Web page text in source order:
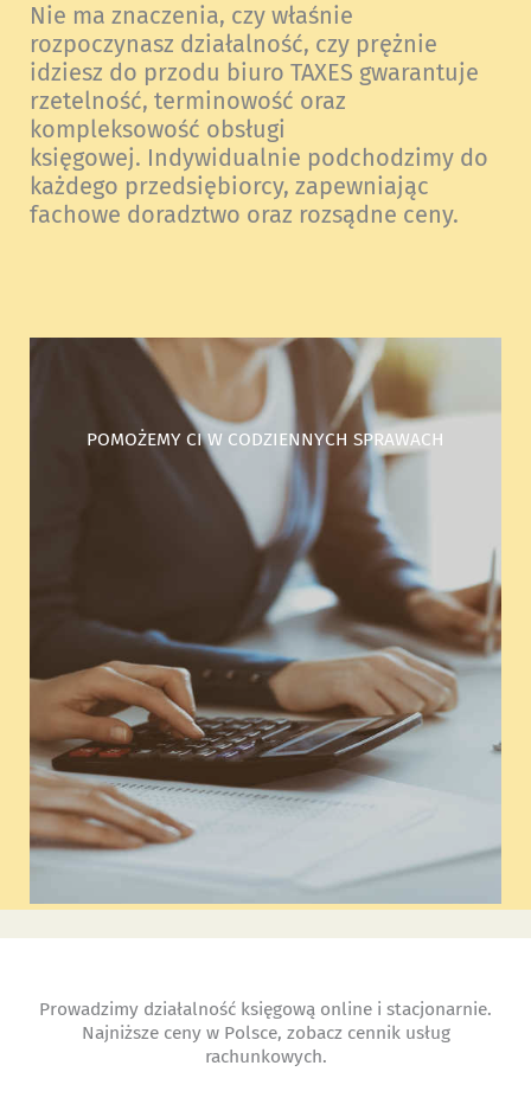
Nie ma znaczenia, czy właśnie
rozpoczynasz działalność, czy prężnie
idziesz do przodu biuro TAXES gwarantuje
rzetelność, terminowość oraz
kompleksowość obsługi
księgowej. Indywidualnie podchodzimy do
każdego przedsiębiorcy, zapewniając
fachowe doradztwo oraz rozsądne ceny.
POMOŻEMY CI W CODZIENNYCH SPRAWACH
Prowadzimy działalność księgową online i stacjonarnie.
Najniższe ceny w Polsce, zobacz cennik usług
rachunkowych.